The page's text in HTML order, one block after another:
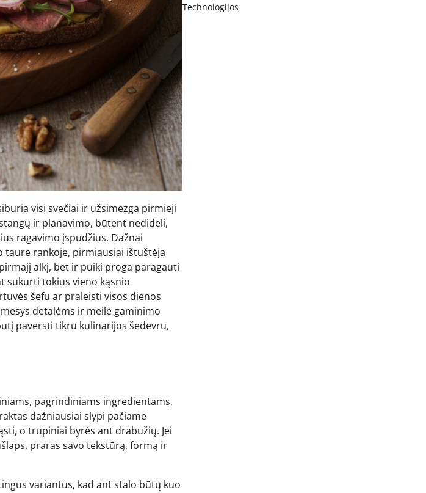
visi svečiai ir užsimezga pirmieji
ir planavimo, būtent nedideli,
ragavimo įspūdžius. Dažnai
taure rankoje, pirmiausiai ištuštėja
alkį, bet ir puiki proga paragauti
sukurti tokius vieno kąsnio
šefu ar praleisti visos dienos
detalėms ir meilė gaminimo
paversti tikru kulinarijos šedevru,
pagrindiniams ingredientams,
dažniausiai slypi pačiame
o trupiniai byrės ant drabužių. Jei
praras savo tekstūrą, formą ir
variantus, kad ant stalo būtų kuo
Technologijos